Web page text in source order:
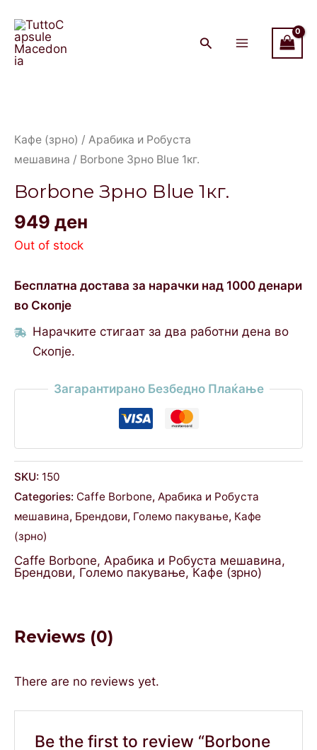
content
Menu
Кафе (зрно) / Арабика и Робуста
мешавина / Borbone Зрно Вlue 1кг.
Borbone Зрно Вlue 1кг.
949 ден
Out of stock
Бесплатна достава за нарачки над 1000 денари
во Скопје
Нарачките стигаат за два работни дена во
Скопје.
Загарантирано Безбедно Плаќање
SKU: 150
Categories: Caffe Borbone, Арабика и Робуста
мешавина, Брендови, Големо пакување, Кафе
(зрно)
Caffe Borbone, Арабика и Робуста мешавина,
Брендови, Големо пакување,Кафе (зрно)
Reviews (0)
There are no reviews yet.
Be the first to review “Borbone